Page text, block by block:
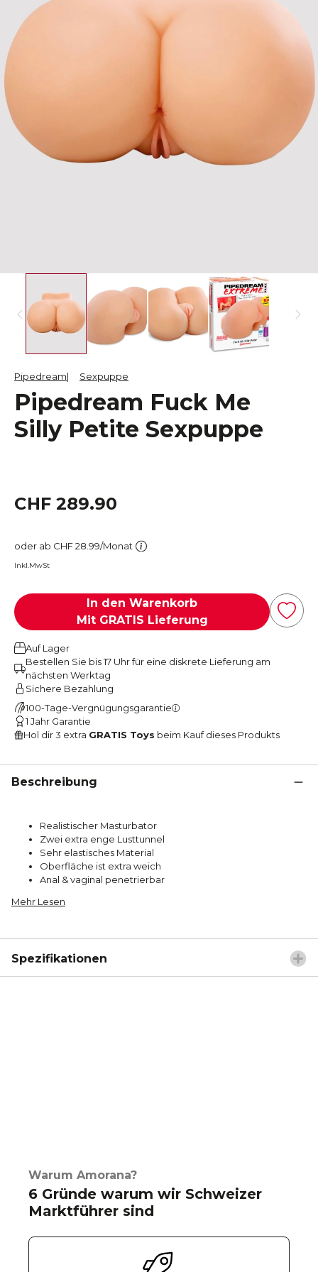
Pipedream Sexpuppe
Pipedream Fuck Me
Silly Petite Sexpuppe
CHF 289.90
oder ab CHF 28.99/Monat
Inkl.MwSt
In den Warenkorb
Mit GRATIS Lieferung
Auf Lager
Bestellen Sie bis 17 Uhr für eine diskrete Lieferung am
nächsten Werktag
Sichere Bezahlung
100-Tage-Vergnügungsgarantie
1 Jahr Garantie
Hol dir 3 extra GRATIS Toys beim Kauf dieses Produkts
Beschreibung
Realistischer Masturbator
Zwei extra enge Lusttunnel
Sehr elastisches Material
Oberfläche ist extra weich
Anal & vaginal penetrierbar
Mehr Lesen
Spezifikationen
Warum Amorana?
6 Gründe warum wir Schweizer
Marktführer sind